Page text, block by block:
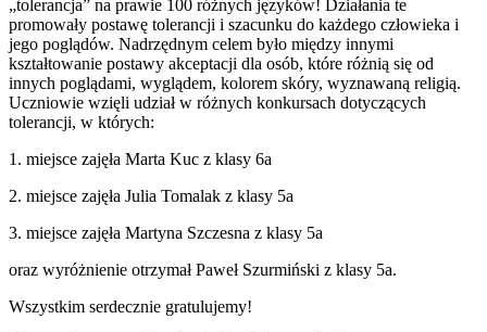
„tolerancja” na prawie 100 różnych języków! Działania te
promowały postawę tolerancji i szacunku do każdego człowieka i
jego poglądów. Nadrzędnym celem było między innymi
kształtowanie postawy akceptacji dla osób, które różnią się od
innych poglądami, wyglądem, kolorem skóry, wyznawaną religią.
Uczniowie wzięli udział w różnych konkursach dotyczących
tolerancji, w których:
1. miejsce zajęła Marta Kuc z klasy 6a
2. miejsce zajęła Julia Tomalak z klasy 5a
3. miejsce zajęła Martyna Szczesna z klasy 5a
oraz wyróżnienie otrzymał Paweł Szurmiński z klasy 5a.
Wszystkim serdecznie gratulujemy!